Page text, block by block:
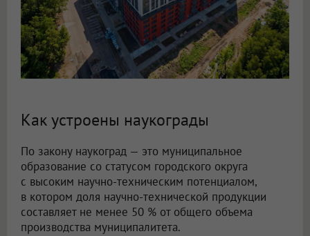
Как устроены наукограды
По закону наукоград — это муниципальное
образование со статусом городского округа
с высоким научно-техническим потенциалом,
в котором доля научно-технической продукции
составляет не менее 50 % от общего объема
производства муниципалитета.